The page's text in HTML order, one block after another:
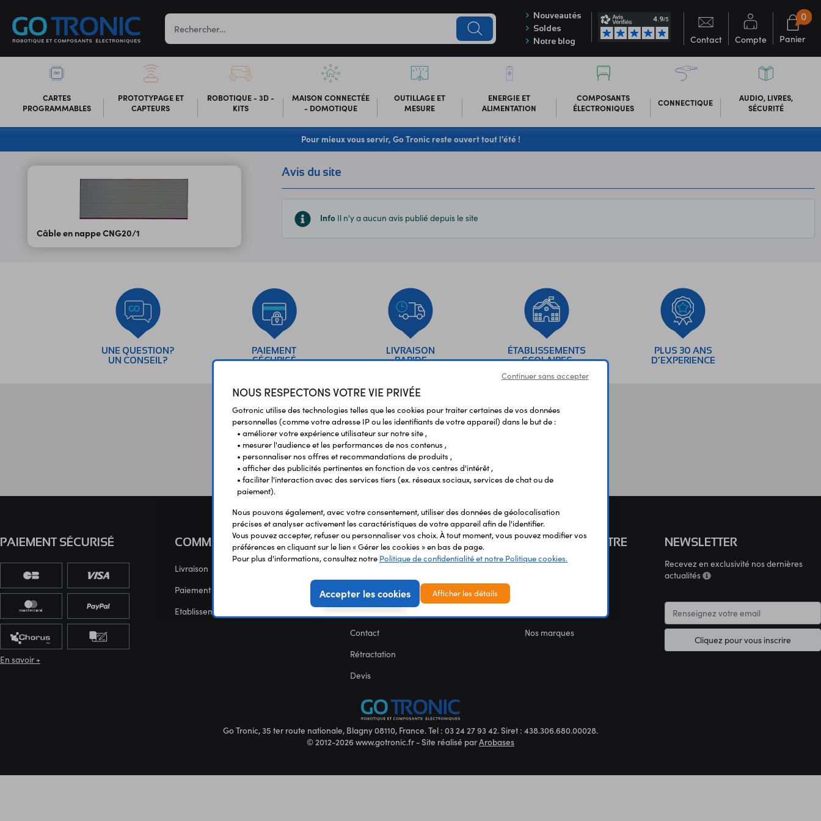
Nouveautés
Soldes
Notre blog
Contact Compte Panier
0
CARTES
PROGRAMMABLES
PROTOTYPAGE ET
CAPTEURS
ROBOTIQUE - 3D -
KITS
MAISON CONNECTÉE
- DOMOTIQUE
OUTILLAGE ET
MESURE
ENERGIE ET
ALIMENTATION
COMPOSANTS
ÉLECTRONIQUES
CONNECTIQUE
AUDIO, LIVRES,
SÉCURITÉ
Pour mieux vous servir, Go Tronic reste ouvert tout l'été !
Câble en nappe CNG20/1
Avis du site
Info Il n'y a aucun avis publié depuis le site
UNE QUESTION?
UN CONSEIL?
PAIEMENT
SÉCURISÉ
LIVRAISON
RAPIDE
ÉTABLISSEMENTS
SCOLAIRES
PLUS 30 ANS
D’EXPERIENCE
Vos aviset témoignages
COMMANDE
Livraison
Paiement sécurisé
Etablissements scolaires
SERVICES
Mentions légales
Contact
Rétractation
Devis
NOUS CONNAÎTRE
Nos marques
NEWSLETTER
Recevez en exclusivité nos dernières
actualités
Cliquez pour vous inscrire
PAIEMENT SÉCURISÉ
En savoir +
Go Tronic, 35 ter route nationale, Blagny 08110, France. Tel : 03 24 27 93 42. Siret : 438.306.680.00028.
© 2012-2026 www.gotronic.fr - Site réalisé parArobases
Continuer sans accepter
NOUS RESPECTONS VOTRE VIE PRIVÉE
Gotronic utilise des technologies telles que les cookies pour traiter certaines de vos données
personnelles (comme votre adresse IP ou les identifiants de votre appareil) dans le but de :
• améliorer votre expérience utilisateur sur notre site ,
• mesurer l'audience et les performances de nos contenus ,
• personnaliser nos offres et recommandations de produits ,
• afficher des publicités pertinentes en fonction de vos centres d'intérêt ,
• faciliter l'interaction avec des services tiers (ex. réseaux sociaux, services de chat ou de
paiement).
Nous pouvons également, avec votre consentement, utiliser des données de géolocalisation
précises et analyser activement les caractéristiques de votre appareil afin de l'identifier.
Vous pouvez accepter, refuser ou personnaliser vos choix. À tout moment, vous pouvez modifier vos
préférences en cliquant sur le lien « Gérer les cookies » en bas de page.
Pour plus d'informations, consultez notre Politique de confidentialité et notre Politique cookies.
Accepter les cookies Afficher les détails